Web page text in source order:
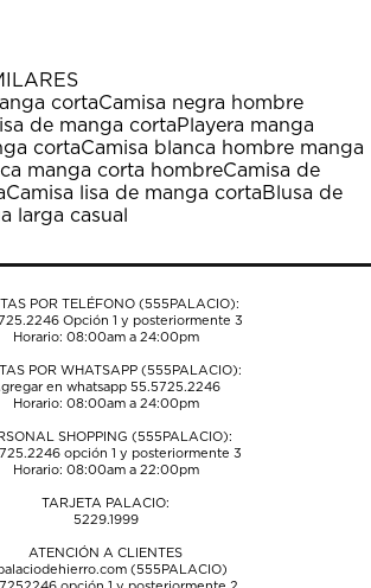
estrellas.
Esta
acción
abrirá
el
formulario
de
cortaCamisa negra hombre
de manga cortaPlayera manga
cortaCamisa blanca hombre manga
manga corta hombreCamisa de
Camisa lisa de manga cortaBlusa de
larga casual
POR TELÉFONO (555PALACIO):
Opción 1 y posteriormente 3
Horario: 08:00am a 24:00pm
POR WHATSAPP (555PALACIO):
en whatsapp 55.5725.2246
Horario: 08:00am a 24:00pm
SHOPPING (555PALACIO):
opción 1 y posteriormente 3
Horario: 08:00am a 22:00pm
TARJETA PALACIO:
5229.1999
ATENCIÓN A CLIENTES
(555PALACIO)